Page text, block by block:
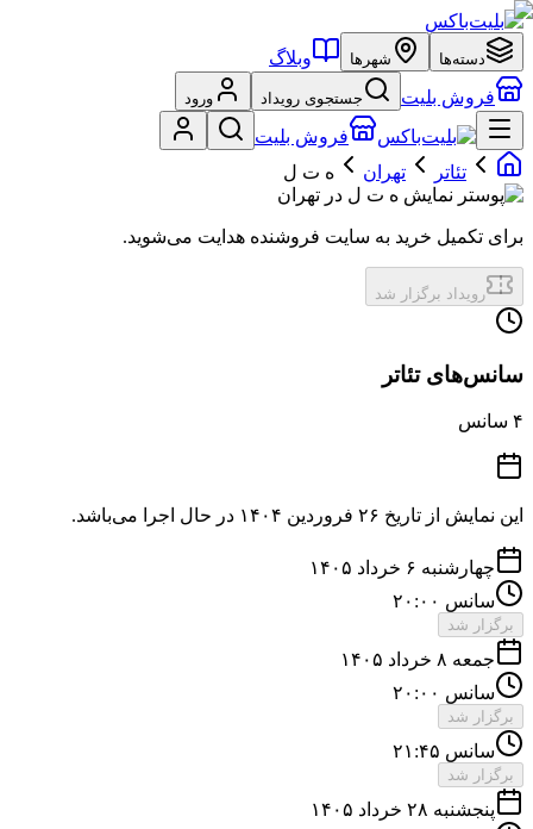
دسته‌ها شهرها
وبلاگ
فروش بلیت
جستجوی رویداد ورود
فروش بلیت
تئاتر
تهران ه ت ل
برای تکمیل خرید به سایت فروشنده هدایت می‌شوید.
رویداد برگزار شد
سانس‌های تئاتر
۴ سانس
این نمایش از تاریخ ۲۶ فروردین ۱۴۰۴ در حال اجرا می‌باشد.
چهارشنبه ۶ خرداد ۱۴۰۵
سانس ۲۰:۰۰
برگزار شد
جمعه ۸ خرداد ۱۴۰۵
سانس ۲۰:۰۰
برگزار شد
سانس ۲۱:۴۵
برگزار شد
پنجشنبه ۲۸ خرداد ۱۴۰۵